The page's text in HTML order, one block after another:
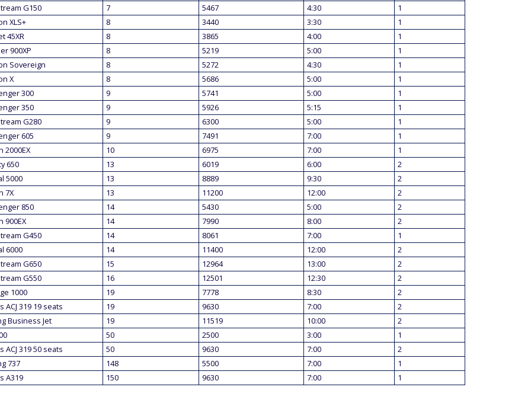
G150
7 5467 4:30
1
XLS+
8 3440 3:30
1
45XR
8 3865 4:00
1
900XP
8 5219 5:00
1
Sovereign
8 5272 4:30
1
X
8 5686 5:00
1
300
9 5741 5:00
1
350
9 5926 5:15
1
G280
9 6300 5:00
1
605
9 7491 7:00
1
2000EX
10 6975 7:00
1
650
13 6019 6:00
2
5000
13 8889 9:30
2
7X
13 11200 12:00
2
850
14 5430 5:00
2
900EX
14 7990 8:00
2
G450
14 8061 7:00
1
6000
14 11400 12:00
2
G650
15 12964 13:00
2
G550
16 12501 12:30
2
1000
19 7778 8:30
2
ACJ 319 19 seats
19 9630 7:00
2
Business Jet
19 11519 10:00
2
50 2500 3:00
1
ACJ 319 50 seats
50 9630 7:00
2
737
148 5500 7:00
1
A319
150 9630 7:00 1